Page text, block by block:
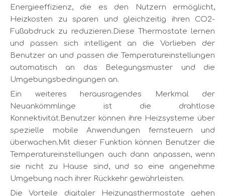
Energieeffizienz, die es den Nutzern ermöglicht,
Heizkosten zu sparen und gleichzeitig ihren CO2-
Fußabdruck zu reduzieren.Diese Thermostate lernen
und passen sich intelligent an die Vorlieben der
Benutzer an und passen die Temperatureinstellungen
automatisch an das Belegungsmuster und die
Umgebungsbedingungen an.
Ein weiteres herausragendes Merkmal der
Neuankömmlinge ist die drahtlose
Konnektivität.Benutzer können ihre Heizsysteme über
spezielle mobile Anwendungen fernsteuern und
überwachen.Mit dieser Funktion können Benutzer die
Temperatureinstellungen auch dann anpassen, wenn
sie nicht zu Hause sind, und so eine angenehme
Umgebung nach ihrer Rückkehr gewährleisten.
Die Vorteile digitaler Heizungsthermostate gehen